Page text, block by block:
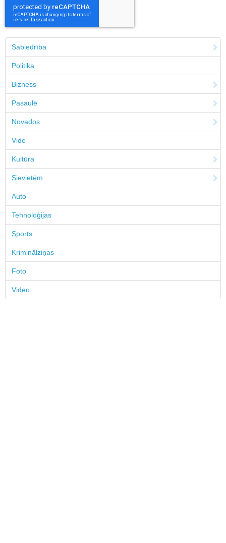
Sabiedrība
Politika
Bizness
Pasaulē
Novados
Vide
Kultūra
Sievietēm
Auto
Tehnoloģijas
Sports
Kriminālziņas
Foto
Video